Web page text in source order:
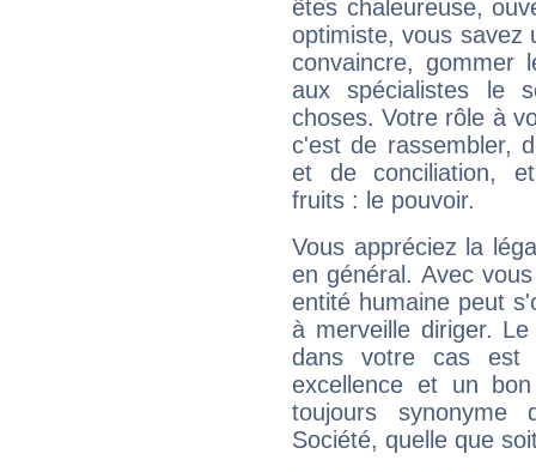
êtes chaleureuse,
optimiste, vous savez
convaincre, gommer
aux spécialistes le
choses. Votre rôle à
c'est de rassembler,
et de conciliation,
fruits : le pouvoir.
Vous appréciez la
en général. Avec
entité humaine peut
à merveille diriger.
dans votre cas est
excellence et un
toujours synonyme
Société, quelle que